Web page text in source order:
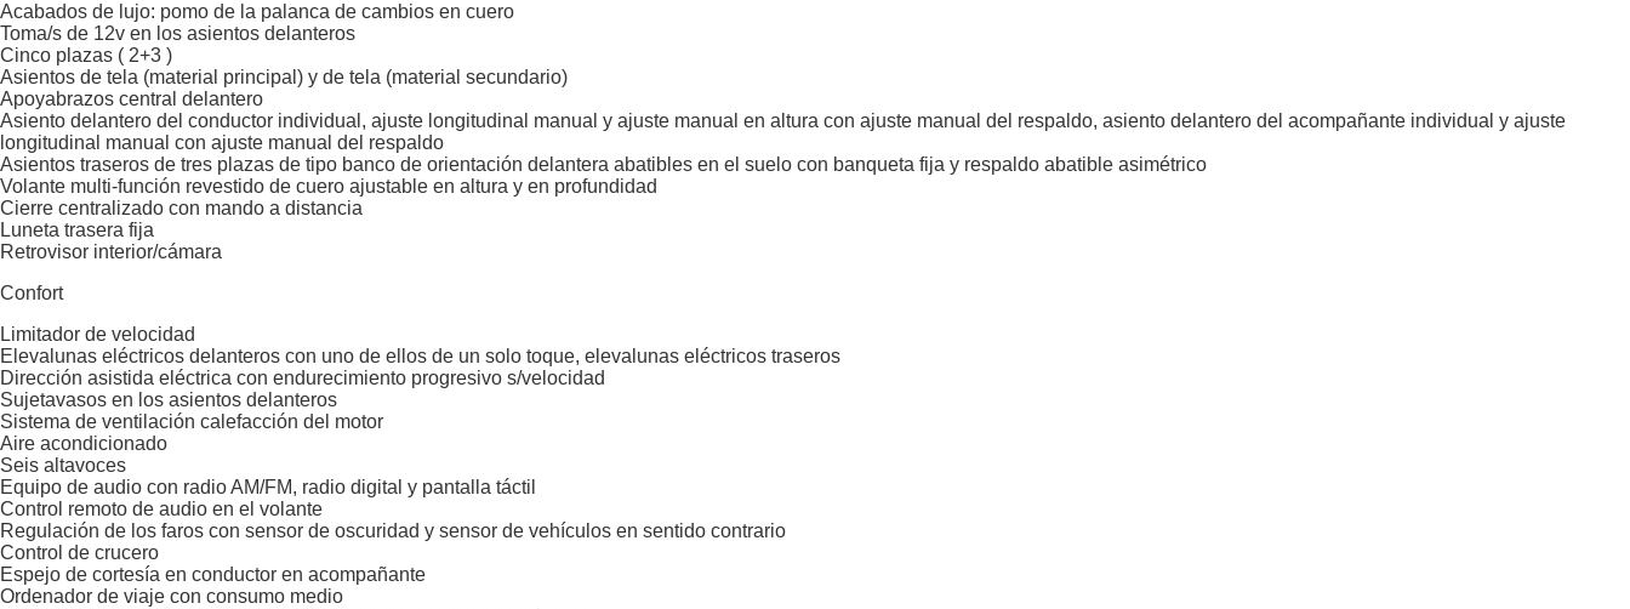
Acabados de lujo: pomo de la palanca de cambios en cuero
Toma/s de 12v en los asientos delanteros
Cinco plazas ( 2+3 )
Asientos de tela (material principal) y de tela (material secundario)
Apoyabrazos central delantero
Asiento delantero del conductor individual, ajuste longitudinal manual y ajuste manual en altura con ajuste manual del respaldo, asiento delantero del acompañante individual y ajuste
longitudinal manual con ajuste manual del respaldo
Asientos traseros de tres plazas de tipo banco de orientación delantera abatibles en el suelo con banqueta fija y respaldo abatible asimétrico
Volante multi-función revestido de cuero ajustable en altura y en profundidad
Cierre centralizado con mando a distancia
Luneta trasera fija
Retrovisor interior/cámara
Confort
Limitador de velocidad
Elevalunas eléctricos delanteros con uno de ellos de un solo toque, elevalunas eléctricos traseros
Dirección asistida eléctrica con endurecimiento progresivo s/velocidad
Sujetavasos en los asientos delanteros
Sistema de ventilación calefacción del motor
Aire acondicionado
Seis altavoces
Equipo de audio con radio AM/FM, radio digital y pantalla táctil
Control remoto de audio en el volante
Regulación de los faros con sensor de oscuridad y sensor de vehículos en sentido contrario
Control de crucero
Espejo de cortesía en conductor en acompañante
Ordenador de viaje con consumo medio